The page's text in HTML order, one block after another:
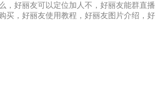
，好丽友可以定位加人不，好丽友能群直播
买，好丽友使用教程，好丽友图片介绍，好